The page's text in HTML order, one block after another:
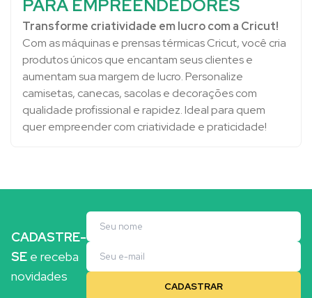
PARA EMPREENDEDORES
Transforme criatividade em lucro com a Cricut!
Com as máquinas e prensas térmicas Cricut, você cria
produtos únicos que encantam seus clientes e
aumentam sua margem de lucro. Personalize
camisetas, canecas, sacolas e decorações com
qualidade profissional e rapidez. Ideal para quem
quer empreender com criatividade e praticidade!
CADASTRE-
SE e receba
novidades